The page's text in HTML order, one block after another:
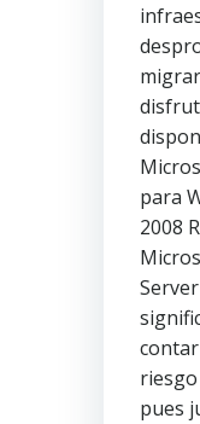
para
2008
pues